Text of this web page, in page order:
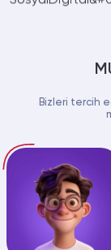
Bizleri tercih